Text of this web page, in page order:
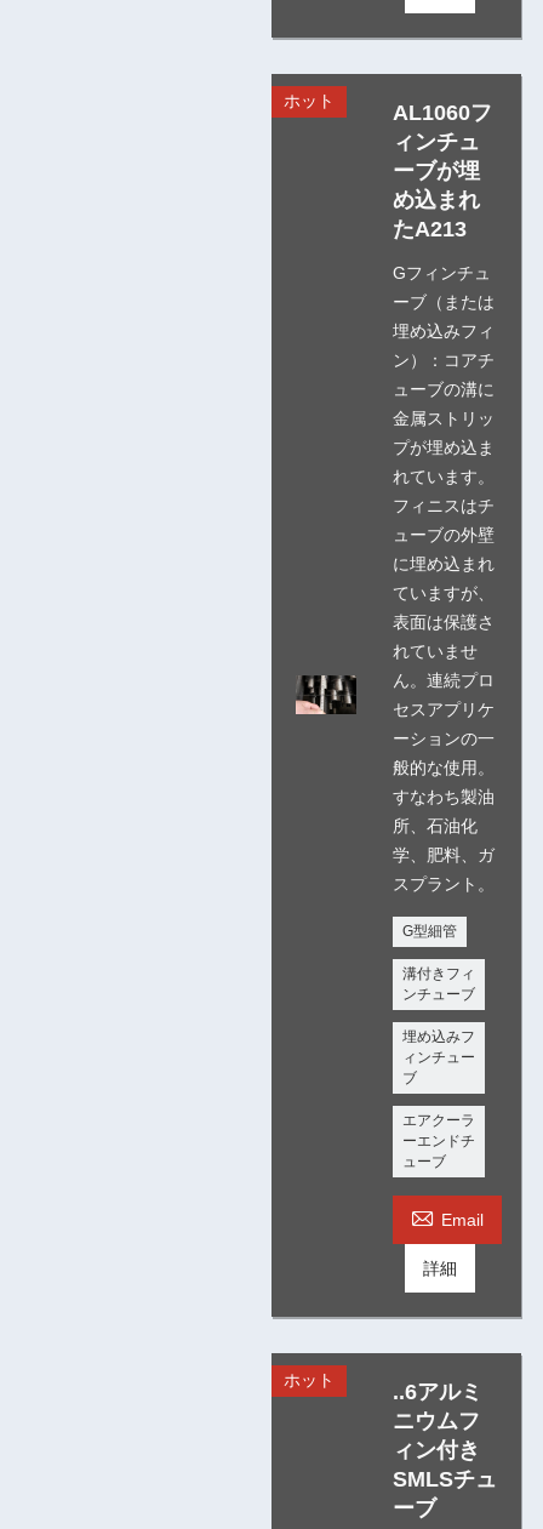
ホット
AL1060フ
ィンチュ
ーブが埋
め込まれ
たA213
Gフィンチュ
ーブ（または
埋め込みフィ
ン）：コアチ
ューブの溝に
金属ストリッ
プが埋め込ま
れています。
フィニスはチ
ューブの外壁
に埋め込まれ
ていますが、
表面は保護さ
れていませ
ん。連続プロ
セスアプリケ
ーションの一
般的な使用。
すなわち製油
所、石油化
学、肥料、ガ
スプラント。
G型細管
溝付きフィ
ンチューブ
埋め込みフ
ィンチュー
ブ
エアクーラ
ーエンドチ
ューブ
 Email
詳細
ホット
..6アルミ
ニウムフ
ィン付き
SMLSチュ
ーブ